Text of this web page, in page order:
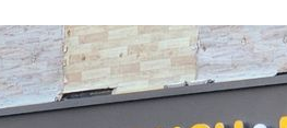
대 150㎜ 비
나스닥 1.3%↑